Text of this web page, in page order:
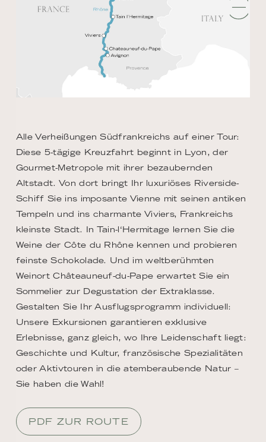
Alle Verheißungen Südfrankreichs auf einer Tour:
Diese 5-tägige Kreuzfahrt beginnt in Lyon, der
Gourmet-Metropole mit ihrer bezaubernden
Altstadt. Von dort bringt Ihr luxuriöses Riverside-
Schiff Sie ins imposante Vienne mit seinen antiken
Tempeln und ins charmante Viviers, Frankreichs
kleinste Stadt. In Tain-l‘Hermitage lernen Sie die
Weine der Côte du Rhône kennen und probieren
feinste Schokolade. Und im weltberühmten
Weinort Châteauneuf-du-Pape erwartet Sie ein
Sommelier zur Degustation der Extraklasse.
Gestalten Sie Ihr Ausflugsprogramm individuell:
Unsere Exkursionen garantieren exklusive
Erlebnisse, ganz gleich, wo Ihre Leidenschaft liegt:
Geschichte und Kultur, französische Spezialitäten
oder Aktivtouren in die atemberaubende Natur –
Sie haben die Wahl!
PDF ZUR ROUTE